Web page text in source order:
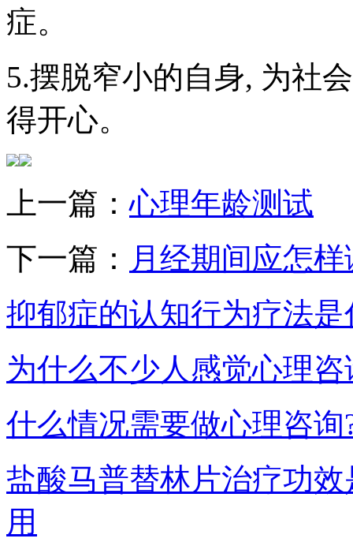
症。
5.摆脱窄小的自身, 为社
得开心。
上一篇：心理年龄测试
下一篇： 月经期间应怎
抑郁症的认知行为疗法
为什么不少人感觉心理
什么情况需要做心理咨询
盐酸马普替林片治疗功
用